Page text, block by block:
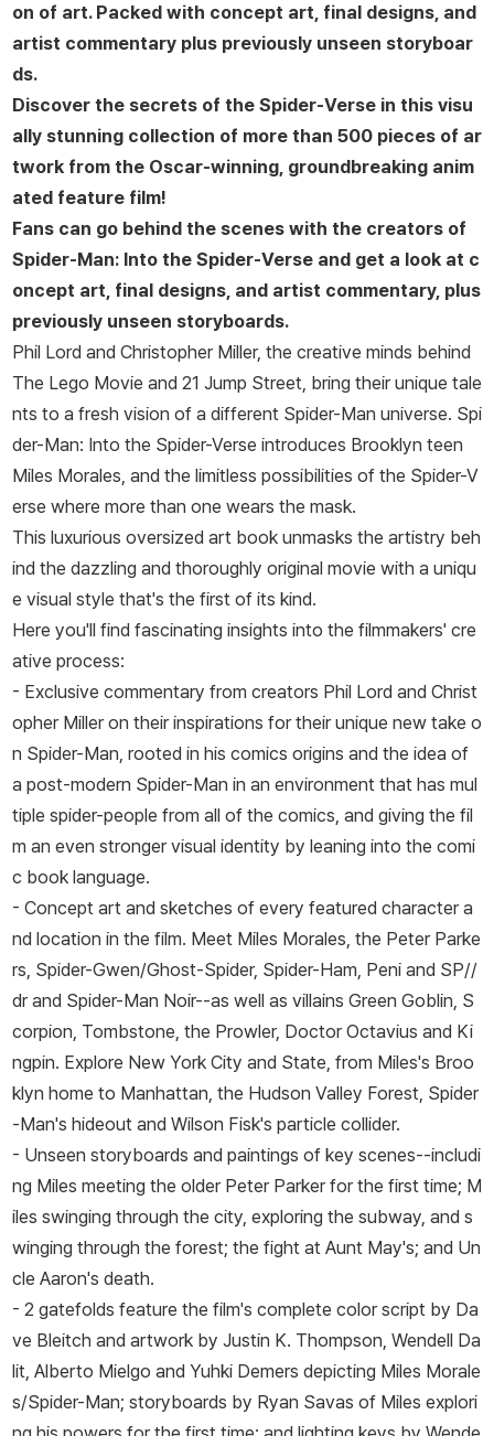
on of art. Packed with concept art, final designs, and
artist commentary plus previously unseen storyboar
ds.
Discover the secrets of the Spider-Verse in this visu
ally stunning collection of more than 500 pieces of ar
twork from the Oscar-winning, groundbreaking anim
ated feature film!
Fans can go behind the scenes with the creators of
Spider-Man: Into the Spider-Verse and get a look at c
oncept art, final designs, and artist commentary, plus
previously unseen storyboards.
Phil Lord and Christopher Miller, the creative minds behind
The Lego Movie and 21 Jump Street, bring their unique tale
nts to a fresh vision of a different Spider-Man universe. Spi
der-Man: Into the Spider-Verse introduces Brooklyn teen
Miles Morales, and the limitless possibilities of the Spider-V
erse where more than one wears the mask.
This luxurious oversized art book unmasks the artistry beh
ind the dazzling and thoroughly original movie with a uniqu
e visual style that's the first of its kind.
Here you'll find fascinating insights into the filmmakers' cre
ative process:
- Exclusive commentary from creators Phil Lord and Christ
opher Miller on their inspirations for their unique new take o
n Spider-Man, rooted in his comics origins and the idea of
a post-modern Spider-Man in an environment that has mul
tiple spider-people from all of the comics, and giving the fil
m an even stronger visual identity by leaning into the comi
c book language.
- Concept art and sketches of every featured character a
nd location in the film. Meet Miles Morales, the Peter Parke
rs, Spider-Gwen/Ghost-Spider, Spider-Ham, Peni and SP//
dr and Spider-Man Noir--as well as villains Green Goblin, S
corpion, Tombstone, the Prowler, Doctor Octavius and Ki
ngpin. Explore New York City and State, from Miles's Broo
klyn home to Manhattan, the Hudson Valley Forest, Spider
-Man's hideout and Wilson Fisk's particle collider.
- Unseen storyboards and paintings of key scenes--includi
ng Miles meeting the older Peter Parker for the first time; M
iles swinging through the city, exploring the subway, and s
winging through the forest; the fight at Aunt May's; and Un
cle Aaron's death.
- 2 gatefolds feature the film's complete color script by Da
ve Bleitch and artwork by Justin K. Thompson, Wendell Da
lit, Alberto Mielgo and Yuhki Demers depicting Miles Morale
s/Spider-Man; storyboards by Ryan Savas of Miles explori